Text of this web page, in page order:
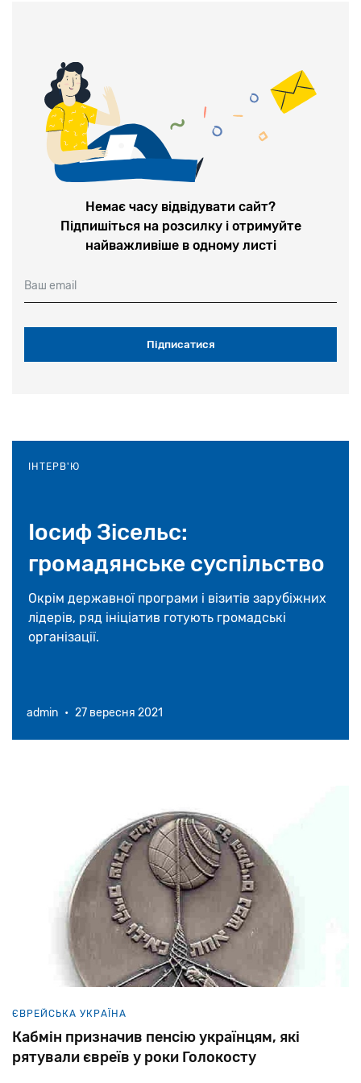
Немає часу відвідувати сайт?
Підпишіться на розсилку і отримуйте
найважливіше в одному листі
Ваш email
ІНТЕРВ'Ю
Іосиф Зісельс:
громадянське суспільство
відзначить 80-річчя
початку трагедії Бабиного
Окрім державної програми і візитів зарубіжних
лідерів, ряд ініціатив готують громадські
організації.
admin • 27 вересня 2021
ЄВРЕЙСЬКА УКРАЇНА
Кабмін призначив пенсію українцям, які
рятували євреїв у роки Голокосту